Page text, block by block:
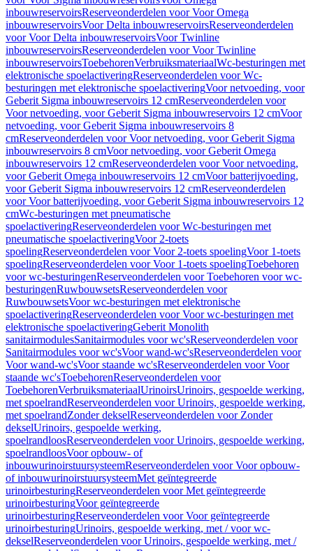
inbouwreservoirsReserveonderdelen voor Voor Omega
inbouwreservoirsVoor Delta inbouwreservoirsReserveonderdelen
voor Voor Delta inbouwreservoirsVoor Twinline
inbouwreservoirsReserveonderdelen voor Voor Twinline
inbouwreservoirsToebehorenVerbruiksmateriaalWc-besturingen met
elektronische spoelactiveringReserveonderdelen voor Wc-
besturingen met elektronische spoelactiveringVoor netvoeding, voor
Geberit Sigma inbouwreservoirs 12 cmReserveonderdelen voor
Voor netvoeding, voor Geberit Sigma inbouwreservoirs 12 cmVoor
netvoeding, voor Geberit Sigma inbouwreservoirs 8
cmReserveonderdelen voor Voor netvoeding, voor Geberit Sigma
inbouwreservoirs 8 cmVoor netvoeding, voor Geberit Omega
inbouwreservoirs 12 cmReserveonderdelen voor Voor netvoeding,
voor Geberit Omega inbouwreservoirs 12 cmVoor batterijvoeding,
voor Geberit Sigma inbouwreservoirs 12 cmReserveonderdelen
voor Voor batterijvoeding, voor Geberit Sigma inbouwreservoirs 12
cmWc-besturingen met pneumatische
spoelactiveringReserveonderdelen voor Wc-besturingen met
pneumatische spoelactiveringVoor 2-toets
spoelingReserveonderdelen voor Voor 2-toets spoelingVoor 1-toets
spoelingReserveonderdelen voor Voor 1-toets spoelingToebehoren
voor wc-besturingenReserveonderdelen voor Toebehoren voor wc-
besturingenRuwbouwsetsReserveonderdelen voor
RuwbouwsetsVoor wc-besturingen met elektronische
spoelactiveringReserveonderdelen voor Voor wc-besturingen met
elektronische spoelactiveringGeberit Monolith
sanitairmodulesSanitairmodules voor wc'sReserveonderdelen voor
Sanitairmodules voor wc'sVoor wand-wc'sReserveonderdelen voor
Voor wand-wc'sVoor staande wc'sReserveonderdelen voor Voor
staande wc'sToebehorenReserveonderdelen voor
ToebehorenVerbruiksmateriaalUrinoirsUrinoirs, gespoelde werking,
met spoelrandReserveonderdelen voor Urinoirs, gespoelde werking,
met spoelrandZonder dekselReserveonderdelen voor Zonder
dekselUrinoirs, gespoelde werking,
spoelrandloosReserveonderdelen voor Urinoirs, gespoelde werking,
spoelrandloosVoor opbouw- of
inbouwurinoirstuursysteemReserveonderdelen voor Voor opbouw-
of inbouwurinoirstuursysteemMet geïntegreerde
urinoirbesturingReserveonderdelen voor Met geïntegreerde
urinoirbesturingVoor geïntegreerde
urinoirbesturingReserveonderdelen voor Voor geïntegreerde
urinoirbesturingUrinoirs, gespoelde werking, met / voor wc-
dekselReserveonderdelen voor Urinoirs, gespoelde werking, met /